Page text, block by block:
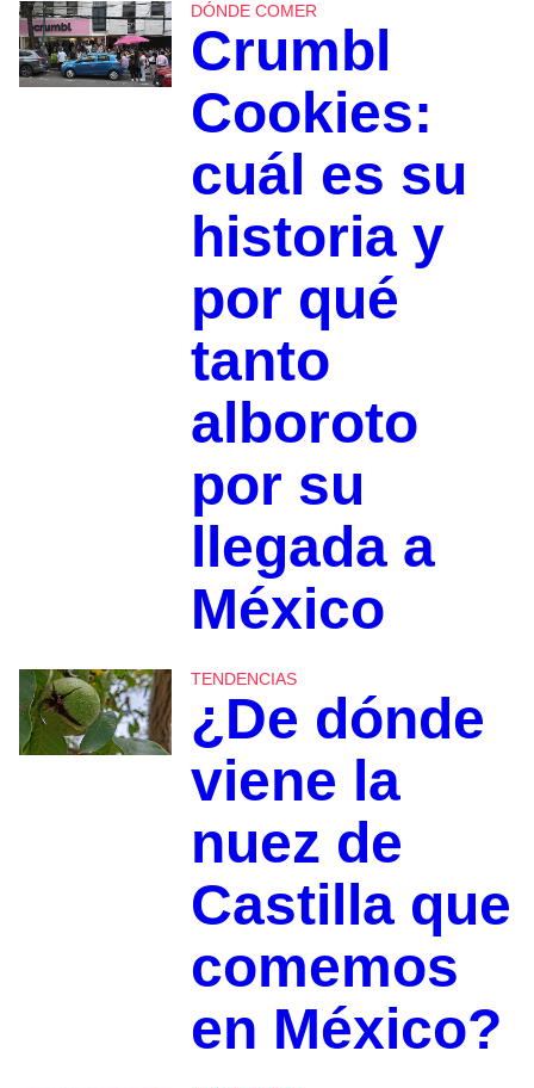
DÓNDE COMER
Crumbl
Cookies:
cuál es su
historia y
por qué
tanto
alboroto
por su
llegada a
México
TENDENCIAS
¿De dónde
viene la
nuez de
Castilla que
comemos
en México?